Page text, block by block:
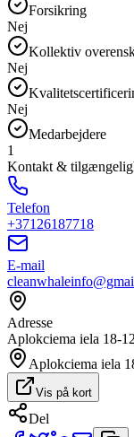
Forsikring
Nej
Kollektiv
Nej
Nej
Medarbejdere
1
Kontakt &
Telefon
+37126187718
E-mail
Adresse
Aplokciema iela 18-
Aplokciema iela
Vis på kort
Del